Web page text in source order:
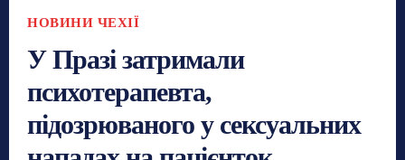
НОВИНИ ЧЕХІЇ
У Празі затримали
психотерапевта,
підозрюваного у сексуальних